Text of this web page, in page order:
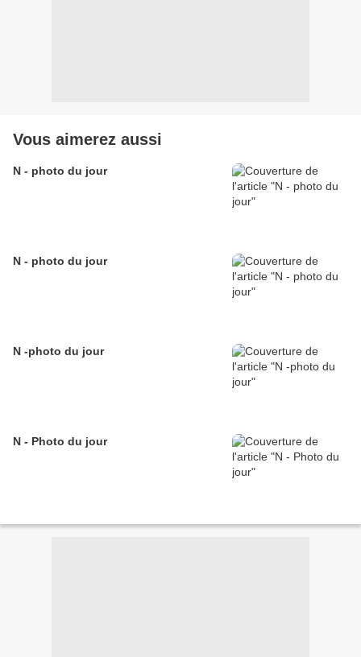
Vous aimerez aussi
N - photo du jour
N - photo du jour
N -photo du jour
N - Photo du jour